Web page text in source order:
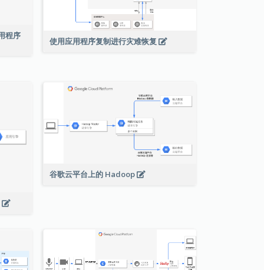
程序
使用应用程序复制进行灾难恢复
谷歌云平台上的 Hadoop